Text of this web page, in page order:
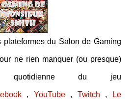
plateformes du Salon de Gaming
ne rien manquer (ou presque)
quotidienne du jeu
, YouTube, Twitch , Le